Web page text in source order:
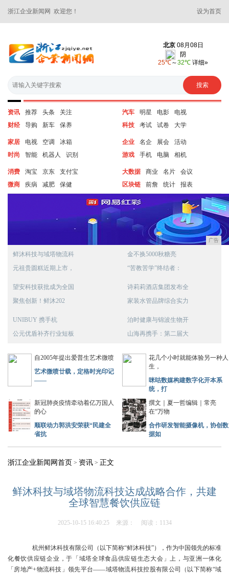
浙江企业新闻网 欢迎您！ 设为首页
资讯 推荐 头条
关注
财经
导购 新车 保养
汽车 明星 电影
电视
科技
考试 试卷 大学
家居 电视 空调
冰箱
时尚
智能 机器人 识别
企业 名企 展会
活动
游戏
手机 电脑 相机
消费 淘宝 京东
支付宝
微商
疾病 减肥 保健
大数据 商业 名片
会议
区块链
前詹 统计 报表
广告
鲜沐科技与域塔物流科
元祖贵圆糕近期上市，
金不换5000秋糖亮
“苦教苦学”终结者：
望安科技获批成为全国
聚焦创新！鲜沐202
诗莉莉酒店集团发布全
家装水管品牌综合实力
UNIBUY 携手杭
公元优盾补齐行业短板
泊时健康与锦波生物开
山海再携手：第二届大
自2005年提出爱普生艺术微喷
艺术微喷廿载，定格时光印记
——
花几个小时就能体验另一种人
生，
咪咕数媒构建数字化开本系
统，打
新冠肺炎疫情牵动着亿万国人
的心
顺联动力郭洪安荣获“民建全
省抗
撰文｜夏一哲编辑｜常亮
在“万物
合作研发智能摄像机，协创数
据如
浙江企业新闻网首页 > 资讯 > 正文
鲜沐科技与域塔物流科技达成战略合作，共建
全球智慧餐饮供应链
2025-10-15 16:40:25 来源： 阅读：1134
杭州鲜沐科技有限公司（以下简称“鲜沐科技”），作为中国领先的标准
化餐饮供应链企业，于「域塔全球食品供应链生态大会」上，与亚洲一体化
「房地产+物流科技」领先平台——域塔物流科技控股有限公司（以下简称“域